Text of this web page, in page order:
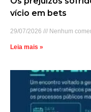
vício em bets
29/07/2026 Nenhum
Leia mais »